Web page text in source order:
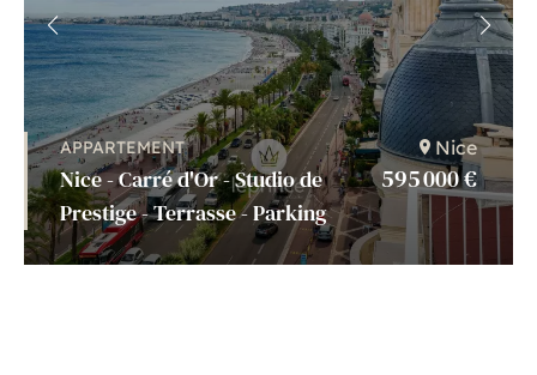
APPARTEMENT
Nice - Carré d'Or - Studio de
Prestige - Terrasse - Parking
Nice
595 000 €